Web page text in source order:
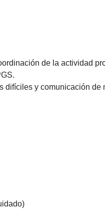
de la actividad
difíciles y comunicación de